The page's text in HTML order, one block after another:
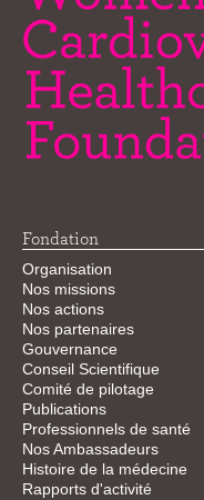
Fondation
Organisation
Nos missions
Nos actions
Nos partenaires
Gouvernance
Conseil Scientifique
Comité de pilotage
Publications
Professionnels de santé
Nos Ambassadeurs
Histoire de la médecine
Rapports d'activité